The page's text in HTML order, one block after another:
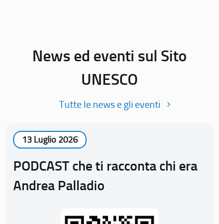
News ed eventi sul Sito
UNESCO
Tutte le news e gli eventi
13 Luglio 2026
PODCAST che ti racconta chi era
Andrea Palladio